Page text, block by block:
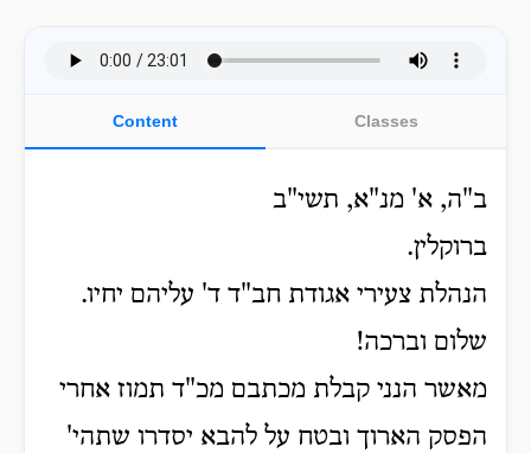
Content Classes
ב"ה, א' מנ"א, תשי"ב
ברוקלין.
הנהלת צעירי אגודת חב"ד ד' עליהם יחיו.
שלום וברכה!
מאשר הנני קבלת מכתבם מכ"ד תמוז אחרי
הפסק הארוך ובטח על להבא יסדרו שתהי'